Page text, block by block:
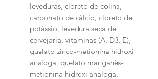
leveduras, cloreto de colina,
carbonato de cálcio, cloreto de
potássio, levedura seca de
cervejaria, vitaminas (A, D3, E),
quelato zinco-metionina hidroxi
analoga, quelato manganês-
metionina hidroxi analoga,